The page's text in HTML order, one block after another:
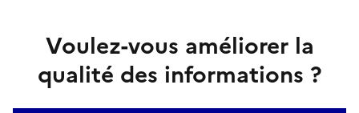
Voulez-vous améliorer la
qualité des informations ?